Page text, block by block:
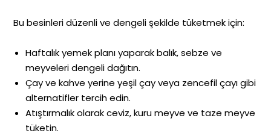
Bu besinleri düzenli ve dengeli şekilde tüketmek için:
Haftalık yemek planı yaparak balık, sebze ve
meyveleri dengeli dağıtın.
Çay ve kahve yerine yeşil çay veya zencefil çayı gibi
alternatifler tercih edin.
Atıştırmalık olarak ceviz, kuru meyve ve taze meyve
tüketin.